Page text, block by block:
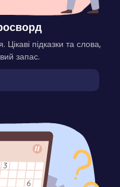
підказки та слова,
запас.